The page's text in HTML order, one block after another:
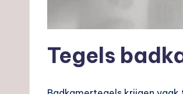
Tegels